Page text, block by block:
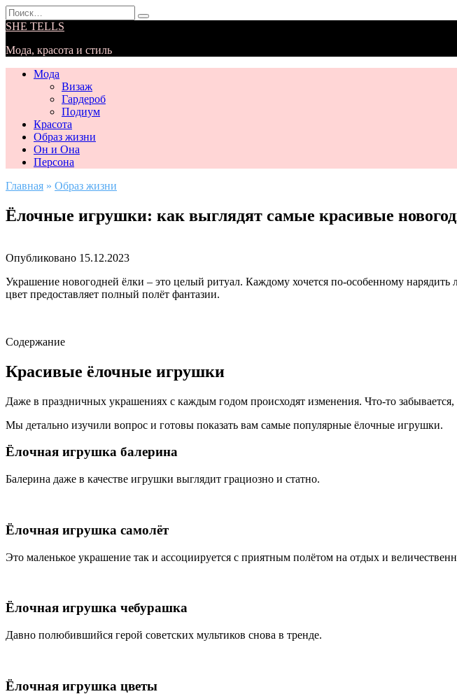
Перейти
к
Search
for:
SHE TELLS
Мода, красота и стиль
Мода
Визаж
Гардероб
Подиум
Красота
Образ жизни
Он и Она
Персона
Главная » Образ жизни
Ёлочные игрушки: как выглядят самые красивые
Опубликовано 15.12.2023
Украшение новогодней ёлки – это целый ритуал. Каждому хочется по-особенному
цвет предоставляет полный полёт фантазии.
Содержание
Красивые ёлочные игрушки
Даже в праздничных украшениях с каждым годом происходят изменения. Что-то
Мы детально изучили вопрос и готовы показать вам самые популярные ёлочные игрушки.
Ёлочная игрушка балерина
Балерина даже в качестве игрушки выглядит грациозно и статно.
Ёлочная игрушка самолёт
Это маленькое украшение так и ассоциируется с приятным полётом на отдых и
Ёлочная игрушка чебурашка
Давно полюбившийся герой советских мультиков снова в тренде.
Ёлочная игрушка цветы